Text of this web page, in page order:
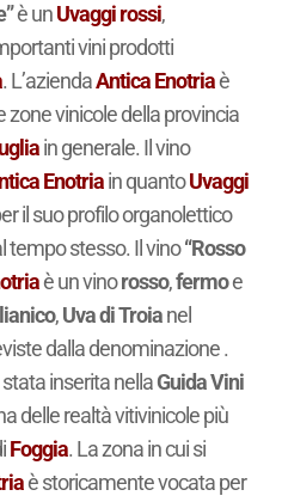
è unUvaggi rossi,
vini prodotti
. L’aziendaAntica Enotriaè
zone vinicole della provincia
in generale. Il vino
Enotriain quantoUvaggi
il suo profilo organolettico
tempo stesso. Il vino“Rosso
è un vinorosso,fermoe
,Uva di Troianel
dalla denominazione .
inserita nellaGuida Vini
delle realtà vitivinicole più
Foggia. La zona in cui si
è storicamente vocata per